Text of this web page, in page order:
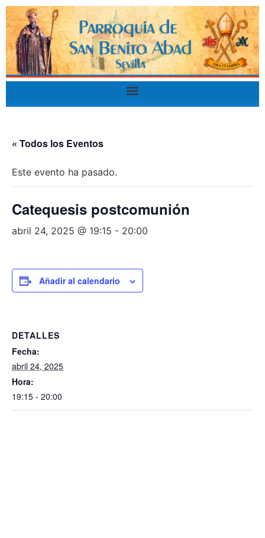
« Todos los Eventos
Este evento ha pasado.
Catequesis postcomunión
abril 24, 2025 @ 19:15 - 20:00
Añadir al calendario
DETALLES
Fecha:
abril 24, 2025
Hora:
19:15 - 20:00